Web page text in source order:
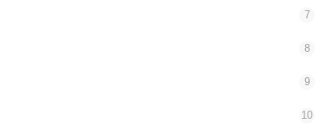
7
8
9
10